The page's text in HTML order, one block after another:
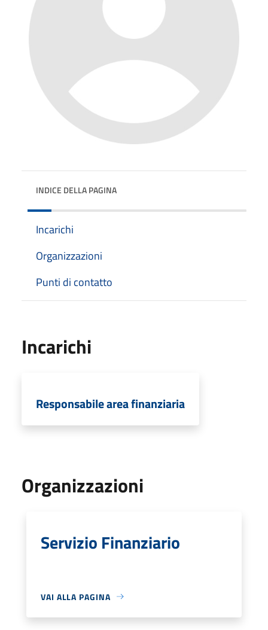
INDICE DELLA PAGINA
Incarichi
Organizzazioni
Punti di contatto
Incarichi
Responsabile area finanziaria
Organizzazioni
Servizio Finanziario
VAI ALLA PAGINA